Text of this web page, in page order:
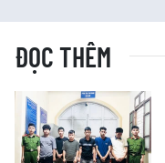
ĐỌC THÊM